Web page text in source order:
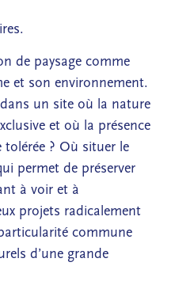
de paysage comme
et son environnement.
un site où la nature
et où la présence
? Où situer le
permet de préserver
à voir et à
projets radicalement
commune
d’une grande